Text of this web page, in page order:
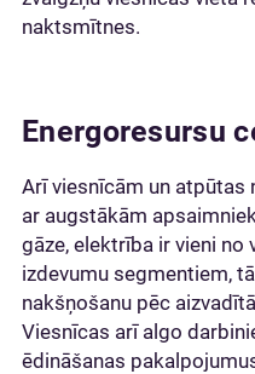
naktsmītnes.
Energoresursu
Arī viesnīcām un atpūtas
ar augstākām
gāze, elektrība ir vieni no
izdevumu segmentiem,
nakšņošanu pēc
Viesnīcas arī algo
ēdināšanas